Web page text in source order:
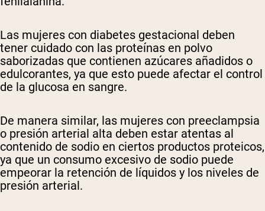
Las mujeres con diabetes gestacional deben
tener cuidado con las proteínas en polvo
saborizadas que contienen azúcares añadidos o
edulcorantes, ya que esto puede afectar el control
de la glucosa en sangre.
De manera similar, las mujeres con preeclampsia
o presión arterial alta deben estar atentas al
contenido de sodio en ciertos productos proteicos,
ya que un consumo excesivo de sodio puede
empeorar la retención de líquidos y los niveles de
presión arterial.